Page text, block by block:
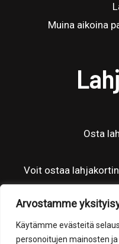
Arvostamme
Käytämme evästeitä
personoitujen mainosten
Muina aikoina
Osta
Voit ostaa